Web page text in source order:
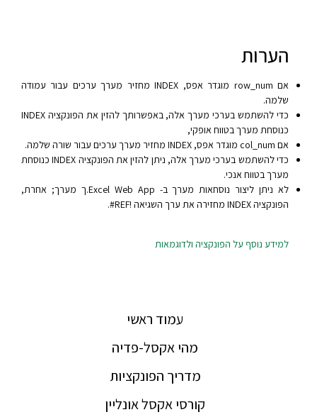
הערות
אם row_num מוגדר אפס, INDEX מחזיר מערך ערכים עבור עמודה
שלמה.
כדי להשתמש בערכי מערך אלה, באפשרותך להזין את הפונקציה INDEX
כנוסחת מערך בטווח אופקי,
אם col_num מוגדר אפס, INDEX מחזיר מערך ערכים עבור שורה שלמה.
כדי להשתמש בערכי מערך אלה, ניתן להזין את הפונקציה INDEX כנוסחת
מערך בטווח אנכי.
לא ניתן ליצור נוסחאות מערך ב- Excel Web App‏.ך מערך; אחרת,
הפונקציה INDEX מחזירה את ערך השגיאה ‎#REF!‎.
למידע נוסף על הפונקציה ולדוגמאות
עמוד ראשי
מהי אקסל-פדיה
מדריך הפונקציות
קורסי אקסל אונליין